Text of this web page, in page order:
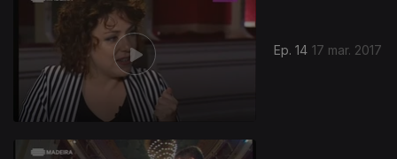
Ep. 14 17 mar. 2017